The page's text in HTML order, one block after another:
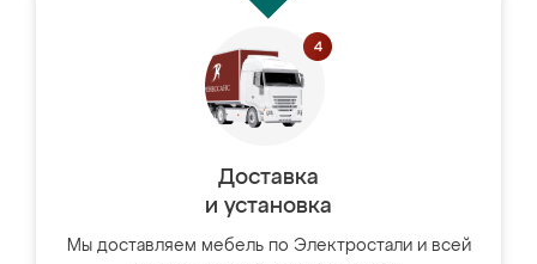
Доставка
и установка
Мы доставляем мебель по Электростали и всей